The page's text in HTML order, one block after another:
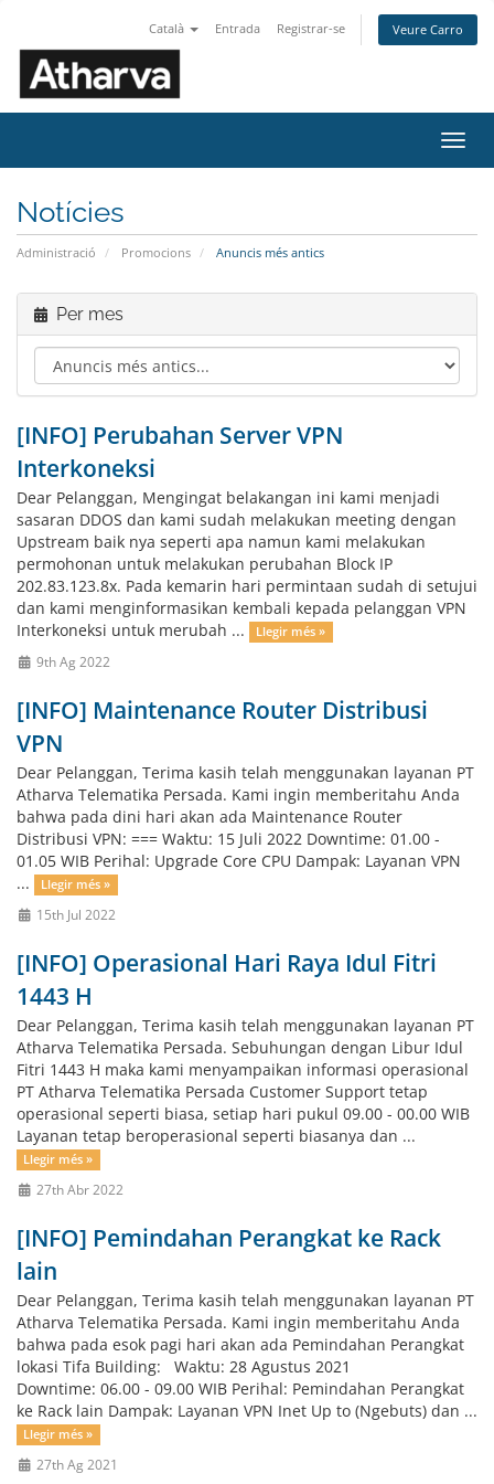
Català Entrada Registrar-se Veure Carro
la
Notícies
Administració Promocions Anuncis més antics
Per mes
[INFO] Perubahan Server VPN
Interkoneksi
Dear Pelanggan, Mengingat belakangan ini kami menjadi
sasaran DDOS dan kami sudah melakukan meeting dengan
Upstream baik nya seperti apa namun kami melakukan
permohonan untuk melakukan perubahan Block IP
202.83.123.8x. Pada kemarin hari permintaan sudah di setujui
dan kami menginformasikan kembali kepada pelanggan VPN
Interkoneksi untuk merubah ...
Llegir més »
9th Ag 2022
[INFO] Maintenance Router Distribusi
VPN
Dear Pelanggan, Terima kasih telah menggunakan layanan PT
Atharva Telematika Persada. Kami ingin memberitahu Anda
bahwa pada dini hari akan ada Maintenance Router
Distribusi VPN: === Waktu: 15 Juli 2022 Downtime: 01.00 -
01.05 WIB Perihal: Upgrade Core CPU Dampak: Layanan VPN
...
Llegir més »
15th Jul 2022
[INFO] Operasional Hari Raya Idul Fitri
1443 H
Dear Pelanggan, Terima kasih telah menggunakan layanan PT
Atharva Telematika Persada. Sebuhungan dengan Libur Idul
Fitri 1443 H maka kami menyampaikan informasi operasional
PT Atharva Telematika Persada Customer Support tetap
operasional seperti biasa, setiap hari pukul 09.00 - 00.00 WIB
Layanan tetap beroperasional seperti biasanya dan ...
Llegir més »
27th Abr 2022
[INFO] Pemindahan Perangkat ke Rack
lain
Dear Pelanggan, Terima kasih telah menggunakan layanan PT
Atharva Telematika Persada. Kami ingin memberitahu Anda
bahwa pada esok pagi hari akan ada Pemindahan Perangkat
lokasi Tifa Building: Waktu: 28 Agustus 2021
Downtime: 06.00 - 09.00 WIB Perihal: Pemindahan Perangkat
ke Rack lain Dampak: Layanan VPN Inet Up to (Ngebuts) dan ...
Llegir més »
27th Ag 2021